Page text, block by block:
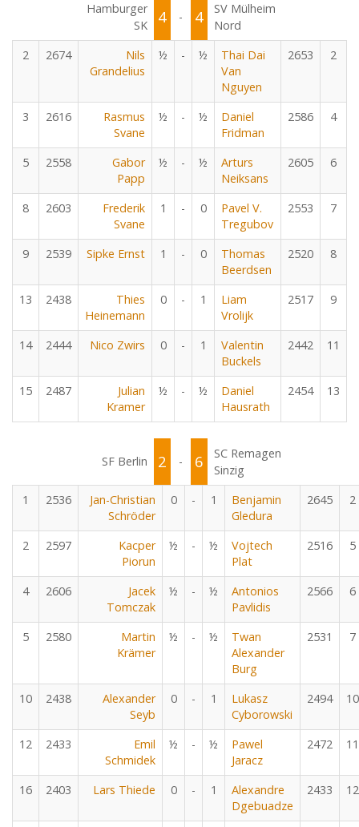
Hamburger
SK
4 - 4
SV Mülheim
Nord
2
2674
Nils
Grandelius
½ - ½
Thai Dai
Van
Nguyen
2653 2
3 2616
Rasmus
Svane
½ - ½
Daniel
Fridman
2586 4
5 2558
Gabor
Papp
½ - ½
Arturs
Neiksans
2605 6
8 2603
Frederik
Svane
1 - 0
Pavel V.
Tregubov
2553 7
9 2539 Sipke Ernst 1 - 0
Thomas
Beerdsen
2520 8
13 2438
Thies
Heinemann
0 - 1
Liam
Vrolijk
2517 9
14 2444 Nico Zwirs 0 - 1
Valentin
Buckels
2442 11
15 2487
Julian
Kramer
½ - ½
Daniel
Hausrath
2454 13
SF Berlin 2 - 6
SC Remagen
Sinzig
1
2536
Jan-Christian
Schröder
0 - 1
Benjamin
Gledura
2645 2
2 2597
Kacper
Piorun
½ - ½
Vojtech
Plat
2516 5
4 2606
Jacek
Tomczak
½ - ½
Antonios
Pavlidis
2566 6
5 2580
Martin
Krämer
½ - ½
Twan
Alexander
Burg
2531 7
10 2438
Alexander
Seyb
0 - 1
Lukasz
Cyborowski
2494 10
12 2433
Emil
Schmidek
½ - ½
Pawel
Jaracz
2472 11
16 2403 Lars Thiede 0 - 1
Alexandre
Dgebuadze
2433 12